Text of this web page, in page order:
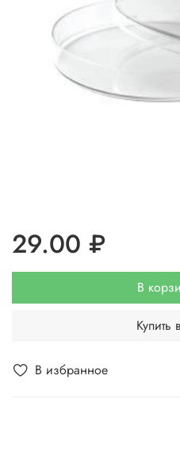
В избранное
29.00 ₽
В
Купить